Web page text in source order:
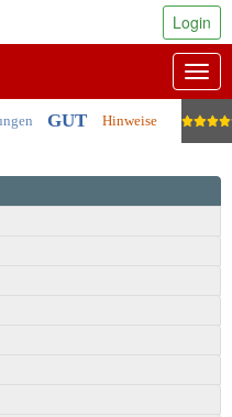
GUT Hinweise
Login